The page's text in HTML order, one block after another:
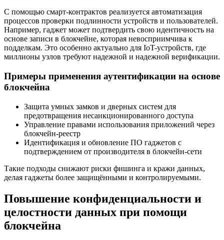
С помощью смарт-контрактов реализуется автоматизация
процессов проверки подлинности устройств и пользователей.
Например, гаджет может подтвердить свою идентичность на
основе записи в блокчейне, которая невосприимчива к
подделкам. Это особенно актуально для IoT-устройств, где
миллионы узлов требуют надежной и надежной верификации.
Примеры применения аутентификации на основе
блокчейна
Защита умных замков и дверных систем для
предотвращения несанкционированного доступа
Управление правами использования приложений через
блокчейн-реестр
Идентификация и обновление ПО гаджетов с
подтверждением от производителя в блокчейн-сети
Такие подходы снижают риски фишинга и кражи данных,
делая гаджеты более защищёнными и контролируемыми.
Повышение конфиденциальности и
целостности данных при помощи
блокчейна